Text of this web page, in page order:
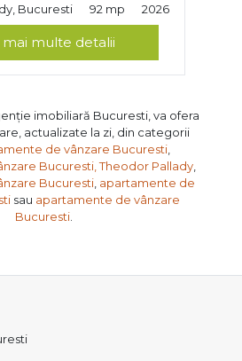
Bucuresti
92 mp 2026
mai multe detalii
imobiliară Bucuresti, va ofera
actualizate la zi, din categorii
de vânzare Bucuresti
Bucuresti, Theodor Pallady,
Bucuresti apartamente de
sau apartamente de vânzare
Bucuresti.